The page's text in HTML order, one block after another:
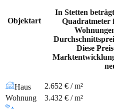
Objektart
In Stetten
Quadratmeter
Diese
Haus
2.652 € / m²
Wohnung
3.432 € / m²